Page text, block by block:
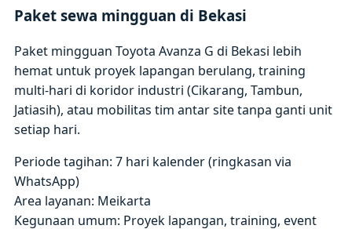
Paket sewa mingguan di Bekasi
Paket mingguan Toyota Avanza G di Bekasi lebih
hemat untuk proyek lapangan berulang, training
multi-hari di koridor industri (Cikarang, Tambun,
Jatiasih), atau mobilitas tim antar site tanpa ganti unit
setiap hari.
Periode tagihan: 7 hari kalender (ringkasan via
WhatsApp)
Area layanan: Meikarta
Kegunaan umum: Proyek lapangan, training, event